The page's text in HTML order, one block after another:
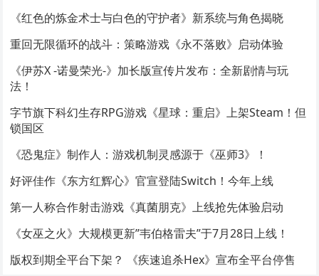
《红色的炼金术士与白色的守护者》新系统与角色揭晓
重回无限循环的战斗：策略游戏《永不落败》启动体验
《伊苏X -诺曼荣光-》加长版宣传片发布：全新剧情与玩
法！
字节旗下科幻生存RPG游戏《星球：重启》上架Steam！但
锁国区
《恐鬼症》制作人：游戏机制灵感源于《巫师3》！
好评佳作《东方红辉心》官宣登陆Switch！今年上线
第一人称合作射击游戏《真菌朋克》上线抢先体验启动
《女巫之火》大规模更新”韦伯格雷夫”于7月28日上线！
版权到期全平台下架？ 《疾速追杀Hex》宣布全平台停售